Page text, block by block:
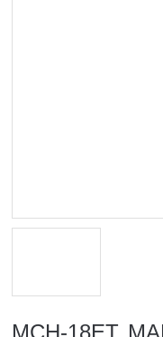
MCH-18ET